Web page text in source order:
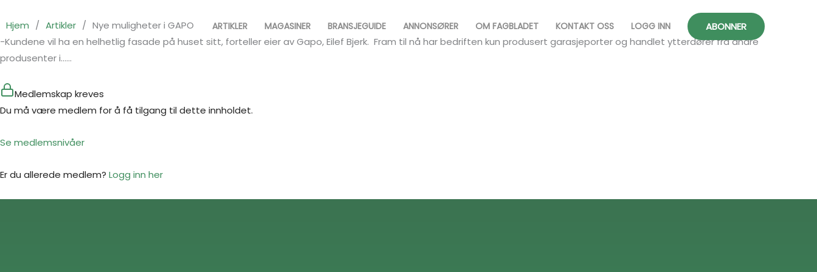
rett
til
innholdet
ARTIKLER MAGASINER BRANSJEGUIDE ANNONSØRER OM FAGBLADET KONTAKT OSS LOGG INN ABONNER
Hjem / Artikler / Nye muligheter i GAPO
-Kundene vil ha en helhetlig fasade på huset sitt, forteller eier av Gapo, Eilef Bjerk. Fram til nå har bedriften kun produsert garasjeporter og handlet ytterdører fra andre
produsenter i…...
Medlemskap kreves
Du må være medlem for å få tilgang til dette innholdet.
Se medlemsnivåer
Er du allerede medlem? Logg inn her